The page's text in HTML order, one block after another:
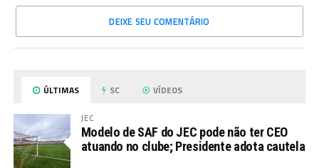
DEIXE SEU COMENTÁRIO
ÚLTIMAS SC VÍDEOS
JEC
Modelo de SAF do JEC pode não ter CEO
atuando no clube; Presidente adota cautela